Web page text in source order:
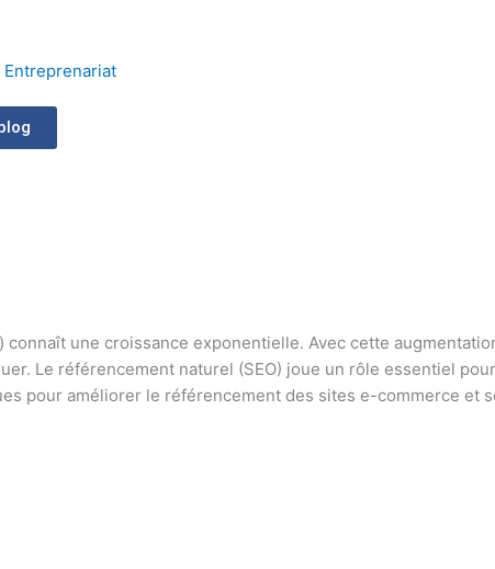
Entreprenariat
une croissance exponentielle. Avec cette
Le référencement naturel (SEO) joue un rôle essentiel
pour améliorer le référencement des sites e-commerce et